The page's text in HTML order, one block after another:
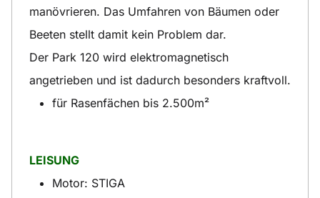
manövrieren. Das Umfahren von Bäumen oder
Beeten stellt damit kein Problem dar.
Der Park 120 wird elektromagnetisch
angetrieben und ist dadurch besonders kraftvoll.
für Rasenfächen bis 2.500m²
LEISUNG
Motor: STIGA